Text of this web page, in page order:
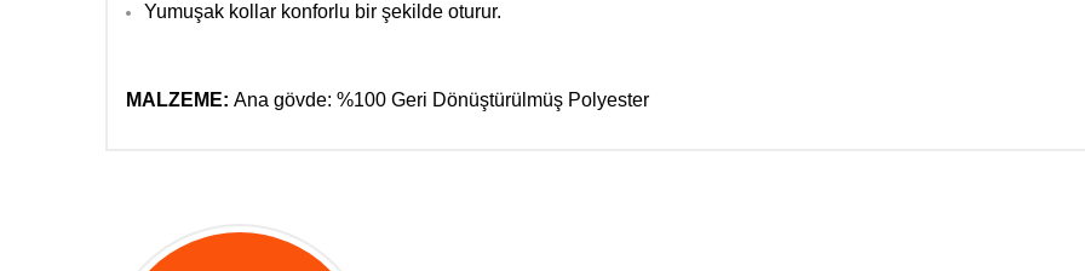
Yumuşak kollar konforlu bir şekilde oturur.
MALZEME: Ana gövde: %100 Geri Dönüştürülmüş Polyester